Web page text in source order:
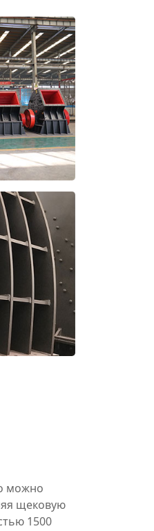
можно
щековую
1500